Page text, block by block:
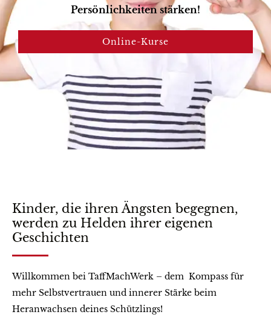
Persönlichkeiten stärken!
Online-Kurse
Kinder, die ihren Ängsten begegnen,
werden zu Helden ihrer eigenen
Geschichten
Willkommen bei TaffMachWerk – dem Kompass für
mehr Selbstvertrauen und innerer Stärke beim
Heranwachsen deines Schützlings!